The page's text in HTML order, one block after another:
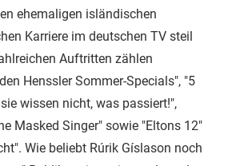
ehemaligen isländischen
Karriere im deutschen TV steil
Auftritten zählen
Henssler Sommer-Specials", "5
wissen nicht, was passiert!",
Masked Singer" sowie "Eltons 12"
Wie beliebt Rúrik Gíslason noch